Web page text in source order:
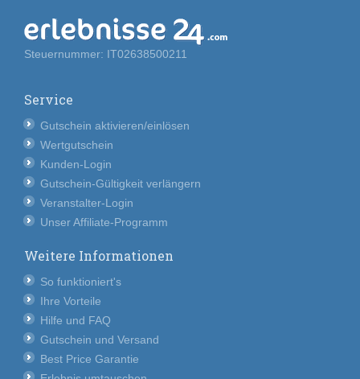
Steuernummer: IT02638500211
Service
Gutschein aktivieren/einlösen
Wertgutschein
Kunden-Login
Gutschein-Gültigkeit verlängern
Veranstalter-Login
Unser Affiliate-Programm
Weitere Informationen
So funktioniert's
Ihre Vorteile
Hilfe und FAQ
Gutschein und Versand
Best Price Garantie